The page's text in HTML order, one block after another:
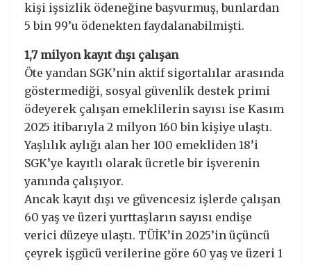
kişi işsizlik ödeneğine başvurmuş, bunlardan
5 bin 99’u ödenekten faydalanabilmişti.
1,7 milyon kayıt dışı çalışan
Öte yandan SGK’nin aktif sigortalılar arasında
göstermediği, sosyal güvenlik destek primi
ödeyerek çalışan emeklilerin sayısı ise Kasım
2025 itibarıyla 2 milyon 160 bin kişiye ulaştı.
Yaşlılık aylığı alan her 100 emekliden 18’i
SGK’ye kayıtlı olarak ücretle bir işverenin
yanında çalışıyor.
Ancak kayıt dışı ve güvencesiz işlerde çalışan
60 yaş ve üzeri yurttaşların sayısı endişe
verici düzeye ulaştı. TÜİK’in 2025’in üçüncü
çeyrek işgücü verilerine göre 60 yaş ve üzeri 1